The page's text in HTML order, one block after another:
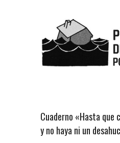
Cuaderno «Hasta que
y no haya ni un